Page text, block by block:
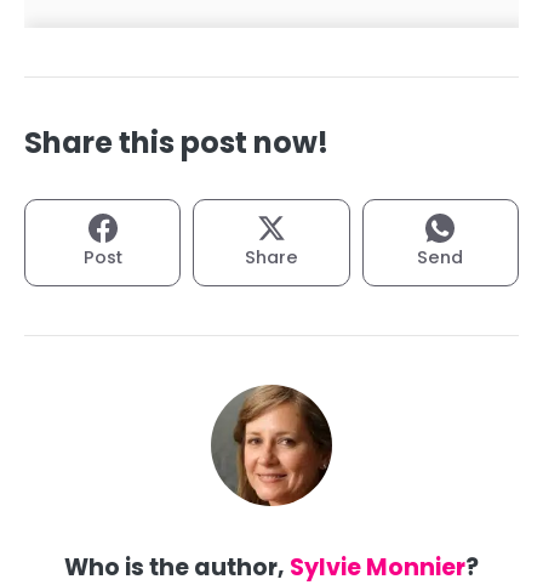
Share this post now!
Post Share Send
Who is the author, Sylvie Monnier?